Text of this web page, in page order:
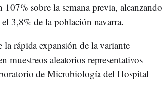
sobre la semana previa, alcanzando
3,8% de la población navarra.
rápida expansión de la variante
muestreos aleatorios representativos
de Microbiología del Hospital